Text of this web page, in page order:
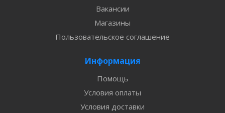
Вакансии
Магазины
Пользовательское соглашение
Информация
Помощь
Условия оплаты
Условия доставки